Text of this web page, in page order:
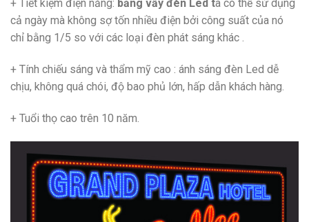
+ Tiết kiệm điện năng: bảng vẫy đèn Led ta có thể sử dụng
cả ngày mà không sợ tốn nhiều điện bởi công suất của nó
chỉ bằng 1/5 so với các loại đèn phát sáng khác .
+ Tính chiếu sáng và thẩm mỹ cao : ánh sáng đèn Led dễ
chịu, không quá chói, độ bao phủ lớn, hấp dẫn khách hàng.
+ Tuổi thọ cao trên 10 năm.